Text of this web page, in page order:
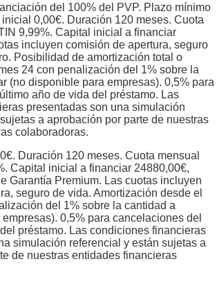
del 100% del PVP. Plazo mínimo
0,00€. Duración 120 meses. Cuota
9,99%. Capital inicial a financiar
incluyen comisión de apertura, seguro
Posibilidad de amortización total o
24 con penalización del 1% sobre la
(no disponible para empresas). 0,5% para
año de vida del préstamo. Las
presentadas son una simulación
a aprobación por parte de nuestras
colaboradoras.
€. Duración 120 meses. Cuota mensual
Capital inicial a financiar 24880,00€,
Garantía Premium. Las cuotas incluyen
seguro de vida. Amortización desde el
del 1% sobre la cantidad a
0,5% para cancelaciones del
préstamo. Las condiciones financieras
simulación referencial y están sujetas a
de nuestras entidades financieras